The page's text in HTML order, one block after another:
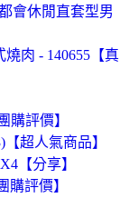
會休閒直套型男
燒肉 - 140655【真
購評價】
超人氣商品】
【分享】
購評價】